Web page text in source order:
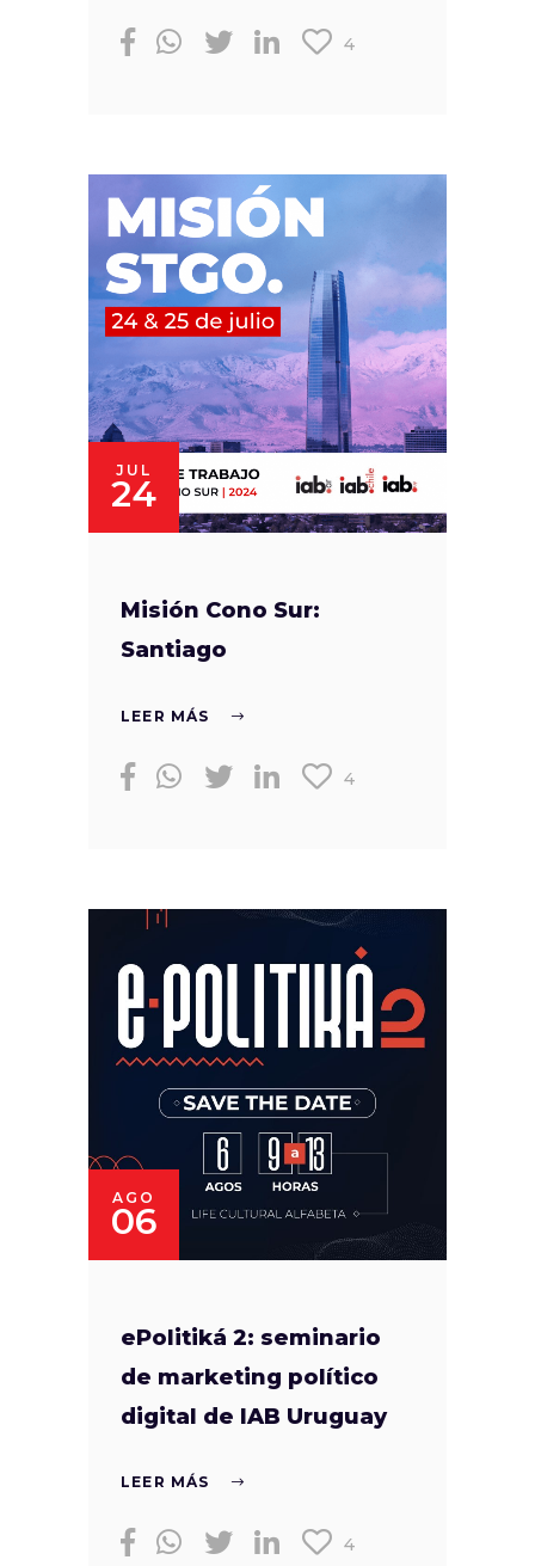
4
JUL
24
Misión Cono Sur:
Santiago
LEER MÁS
4
AGO
06
ePolitiká 2: seminario
de marketing político
digital de IAB Uruguay
LEER MÁS
4